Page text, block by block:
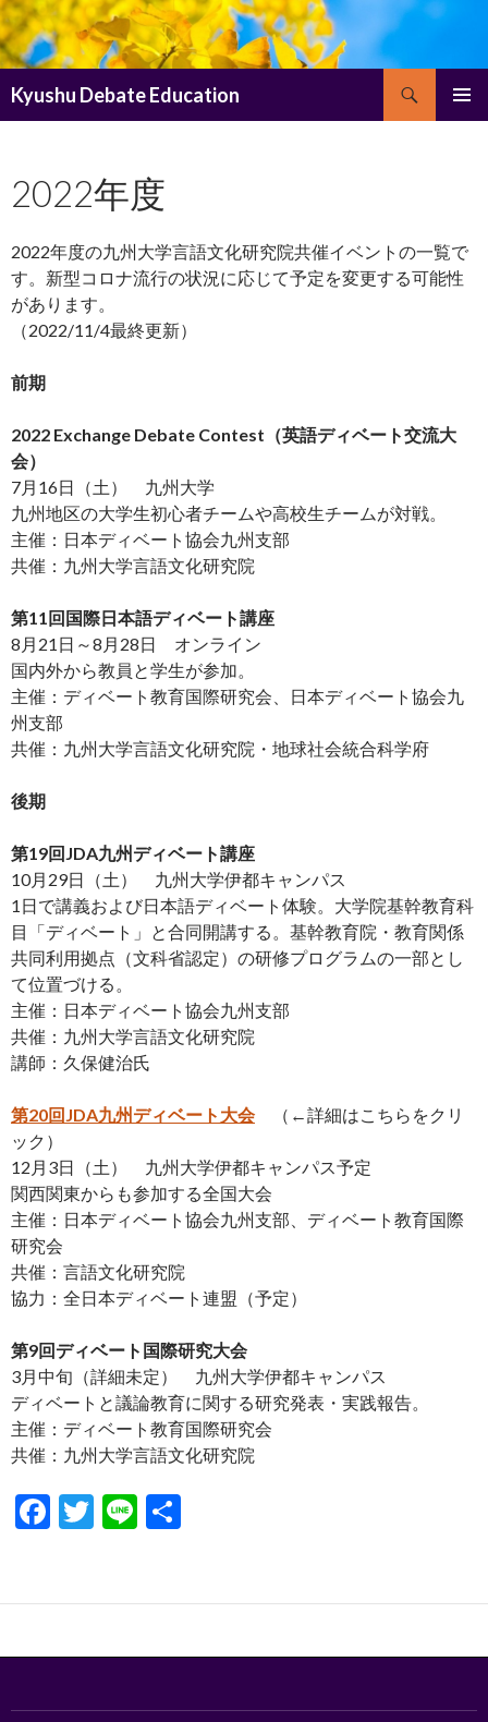
Kyushu Debate Education
索
ン
ツ
ス
キ
ッ
プ
2022年度
2022年度の九州大学言語文化研究院共催イベントの一覧で
す。新型コロナ流行の状況に応じて予定を変更する可能性
があります。
（2022/11/4最終更新）
前期
2022 Exchange Debate Contest（英語ディベート交流大
会）
7月16日（土） 九州大学
九州地区の大学生初心者チームや高校生チームが対戦。
主催：日本ディベート協会九州支部
共催：九州大学言語文化研究院
第11回国際日本語ディベート講座
8月21日～8月28日 オンライン
国内外から教員と学生が参加。
主催：ディベート教育国際研究会、日本ディベート協会九
州支部
共催：九州大学言語文化研究院・地球社会統合科学府
後期
第19回JDA九州ディベート講座
10月29日（土） 九州大学伊都キャンパス
1日で講義および日本語ディベート体験。大学院基幹教育科
目「ディベート」と合同開講する。基幹教育院・教育関係
共同利用拠点（文科省認定）の研修プログラムの一部とし
て位置づける。
主催：日本ディベート協会九州支部
共催：九州大学言語文化研究院
講師：久保健治氏
第20回JDA九州ディベート大会（←詳細はこちらをクリ
ック）
12月3日（土） 九州大学伊都キャンパス予定
関西関東からも参加する全国大会
主催：日本ディベート協会九州支部、ディベート教育国際
研究会
共催：言語文化研究院
協力：全日本ディベート連盟（予定）
第9回ディベート国際研究大会
3月中旬（詳細未定） 九州大学伊都キャンパス
ディベートと議論教育に関する研究発表・実践報告。
主催：ディベート教育国際研究会
共催：九州大学言語文化研究院
F
b
o
T
er
Li